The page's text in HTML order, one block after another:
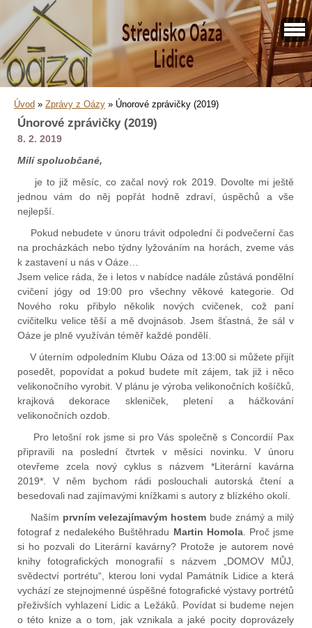
Úvod » Zprávy z Oázy » Únorové zprávičky (2019)
Únorové zprávičky (2019)
8. 2. 2019
Milí spoluobčané,
je to již měsíc, co začal nový rok 2019. Dovolte mi ještě
jednou vám do něj popřát hodně zdraví, úspěchů a vše
nejlepší.
Pokud nebudete v únoru trávit odpolední či podvečerní čas
na procházkách nebo týdny lyžováním na horách, zveme vás
k zastavení u nás v Oáze…
Jsem velice ráda, že i letos v nabídce nadále zůstává pondělní
cvičení jógy od 19:00 pro všechny věkové kategorie. Od
Nového roku přibylo několik nových cvičenek, což paní
cvičitelku velice těší a mě dvojnásob. Jsem šťastná, že sál v
Oáze je plně využíván téměř každé pondělí.
V úterním odpoledním Klubu Oáza od 13:00 si můžete přijít
posedět, popovídat a pokud budete mít zájem, tak již i něco
velikonočního vyrobit. V plánu je výroba velikonočních košíčků,
krajková dekorace skleniček, pletení a háčkování
velikonočních ozdob.
Pro letošní rok jsme si pro Vás společně s Concordií Pax
připravili na poslední čtvrtek v měsíci novinku. V únoru
otevřeme zcela nový cyklus s názvem *Literární kavárna
2019*. V něm bychom rádi poslouchali autorská čtení a
besedovali nad zajímavými knížkami s autory z blízkého okolí.
Naším prvním velezajímavým hostem bude známý a milý
fotograf z nedalekého Buštěhradu Martin Homola. Proč jsme
si ho pozvali do Literární kavárny? Protože je autorem nové
knihy fotografických monografií s názvem „DOMOV MŮJ,
svědectví portrétu“, kterou loni vydal Památník Lidice a která
vychází ze stejnojmenné úspěšné fotografické výstavy portrétů
přeživších vyhlazení Lidic a Ležáků. Povídat si budeme nejen
o této knize a o tom, jak vznikala a jaké pocity doprovázely